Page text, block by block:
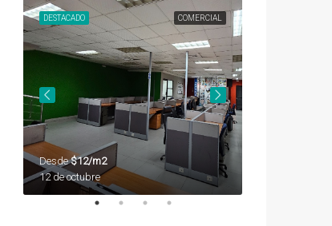
COMERCIAL
DESTACADO
Desde$12/m2
12 de octubre